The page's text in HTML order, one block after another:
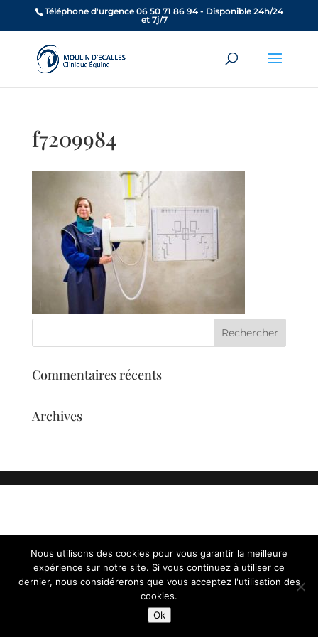
Téléphone d'urgence 06 50 71 86 94 - Disponible 24h/24
et 7j/7
f7209984
Commentaires récents
Archives
Nous utilisons des cookies pour vous garantir la meilleure
expérience sur notre site. Si vous continuez à utiliser ce
dernier, nous considérerons que vous acceptez l'utilisation des
cookies.
Ok